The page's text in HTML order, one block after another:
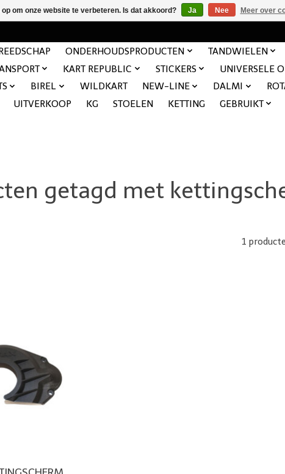
ONDERHOUDSPRODUCTEN TANDWIELEN
KART REPUBLIC STICKERS UNIVERSELE
BIREL WILDKART NEW-LINE DALMI
UITVERKOOP KG STOELEN KETTING GEBRUIKT
getagd met
1
om onze website te verbeteren. Is dat akkoord? Ja Nee Meer over